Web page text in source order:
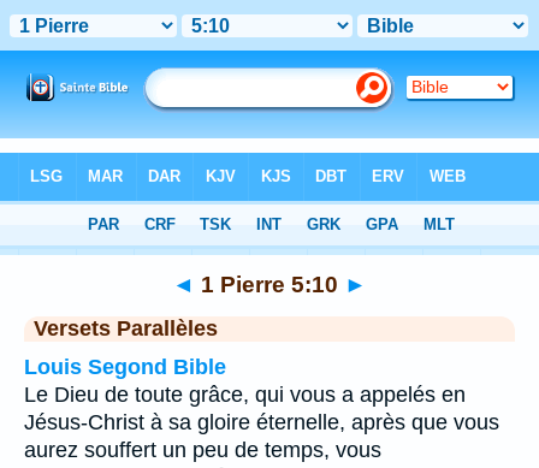
Chapitre 5> Verset 10
◄ 1 Pierre 5:10 ►
Versets Parallèles
Louis Segond Bible
Le Dieu de toute grâce, qui vous a appelés en
Jésus-Christ à sa gloire éternelle, après que vous
aurez souffert un peu de temps, vous